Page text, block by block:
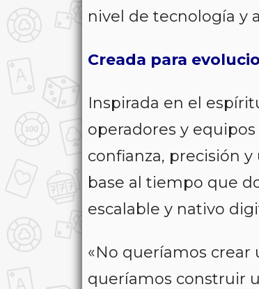
nivel de tecnología y
Creada para
Inspirada en el
operadores y
confianza, precisión
base al tiempo que
escalable y nativo
«No queríamos crear
queríamos construir